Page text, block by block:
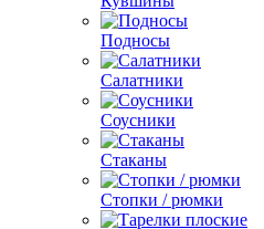
Подносы
Салатники
Соусники
Стаканы
Стопки / рюмки